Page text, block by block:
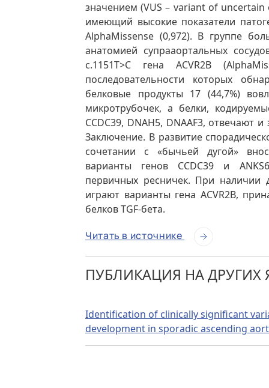
значением (VUS – variant of uncertain
имеющий высокие показатели
AlphaMissense (0,972). В группе
анатомией супрааортальных
с.1151T>C гена ACVR2B
последовательности которых
белковые продукты 17 (44,7%)
микротрубочек, а белки,
CCDC39, DNAH5, DNAAF3, отвечают
Заключение. В развитие
сочетании с «бычьей дугой»
варианты генов CCDC39 и
первичных ресничек. При наличии
играют варианты гена ACVR2B,
белков TGF-бета.
Читать в источнике
ПУБЛИКАЦИЯ НА ДРУГИХ
Identification of clinically significant
development in sporadic ascending